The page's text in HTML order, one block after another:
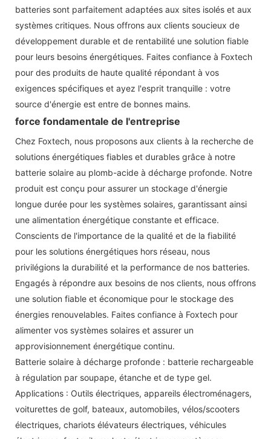
batteries sont parfaitement adaptées aux sites isolés et aux
systèmes critiques. Nous offrons aux clients soucieux de
développement durable et de rentabilité une solution fiable
pour leurs besoins énergétiques. Faites confiance à Foxtech
pour des produits de haute qualité répondant à vos
exigences spécifiques et ayez l'esprit tranquille : votre
source d'énergie est entre de bonnes mains.
force fondamentale de l'entreprise
Chez Foxtech, nous proposons aux clients à la recherche de
solutions énergétiques fiables et durables grâce à notre
batterie solaire au plomb-acide à décharge profonde. Notre
produit est conçu pour assurer un stockage d'énergie
longue durée pour les systèmes solaires, garantissant ainsi
une alimentation énergétique constante et efficace.
Conscients de l'importance de la qualité et de la fiabilité
pour les solutions énergétiques hors réseau, nous
privilégions la durabilité et la performance de nos batteries.
Engagés à répondre aux besoins de nos clients, nous offrons
une solution fiable et économique pour le stockage des
énergies renouvelables. Faites confiance à Foxtech pour
alimenter vos systèmes solaires et assurer un
approvisionnement énergétique continu.
Batterie solaire à décharge profonde : batterie rechargeable
à régulation par soupape, étanche et de type gel.
Applications : Outils électriques, appareils électroménagers,
voiturettes de golf, bateaux, automobiles, vélos/scooters
électriques, chariots élévateurs électriques, véhicules